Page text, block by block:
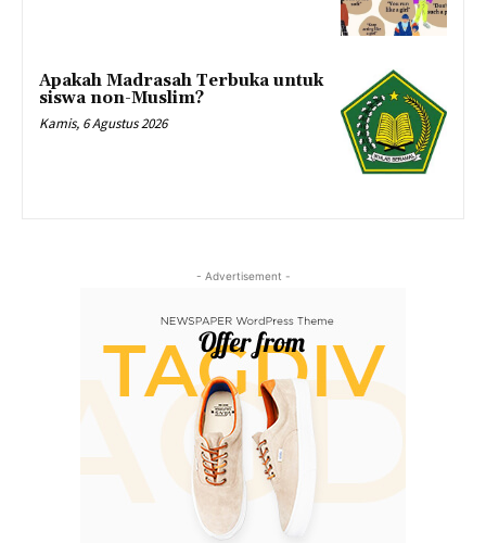
Apakah Madrasah Terbuka untuk
siswa non-Muslim?
Kamis, 6 Agustus 2026
- Advertisement -